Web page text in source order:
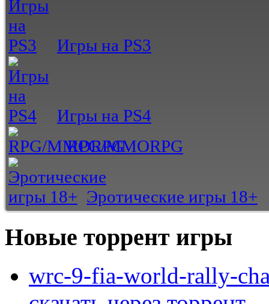
Игры на PS3
Игры на PS4
RPG/MMORPG
Эротические игры 18+
Новые торрент игры
wrc-9-fia-world-rally-